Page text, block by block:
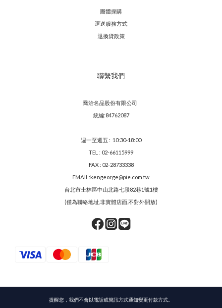
團體採購
運送服務方式
退換貨政策
聯繫我們
喬治名品股份有限公司
統編:84762087
週一至週五 : 10:30-18:00
TEL : 02-66115999
FAX : 02-28733338
EMAIL:kengeorge@pie.com.tw
台北市士林區中山北路七段82巷1號1樓
(僅為聯絡地址,非實體店面,不對外開放)
提醒您，我們不會以電話或簡訊方式通知變更付款方式。